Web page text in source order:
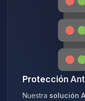
Protección
Nuestra solución